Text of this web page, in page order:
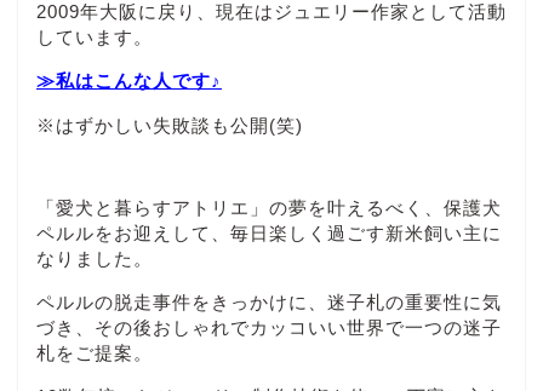
2009年大阪に戻り、現在はジュエリー作家として活動
しています。
≫私はこんな人です♪
※はずかしい失敗談も公開(笑)
「愛犬と暮らすアトリエ」の夢を叶えるべく、保護犬
ペルルをお迎えして、毎日楽しく過ごす新米飼い主に
なりました。
ペルルの脱走事件をきっかけに、迷子札の重要性に気
づき、その後おしゃれでカッコいい世界で一つの迷子
札をご提案。